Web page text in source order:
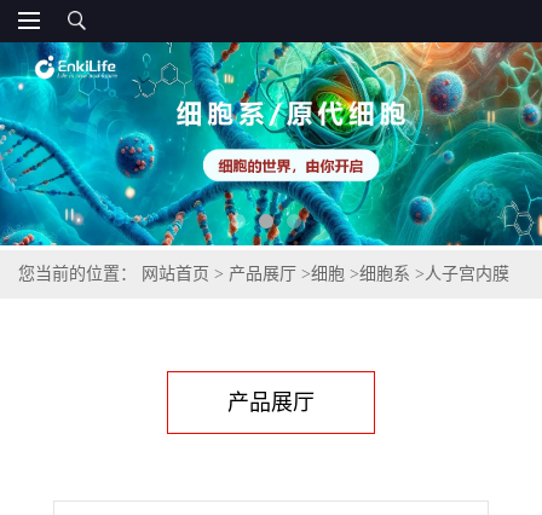
您当前的位置： 网站首页 > 产品展厅 >细胞 >细胞系 >人子宫内膜
产品展厅